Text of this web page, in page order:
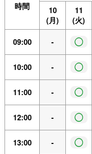
時間
10
(月)
11
(火)
09:00 - ◯
10:00 - ◯
11:00 - ◯
12:00 - ◯
13:00 - ◯